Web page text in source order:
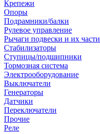
Крепежи
Опоры
Подрамники/балки
Рулевое управление
Рычаги подвески и их части
Стабилизаторы
Ступицы/подшипники
Тормозная система
Электрооборудование
Выключатели
Генераторы
Датчики
Переключатели
Прочие
Реле